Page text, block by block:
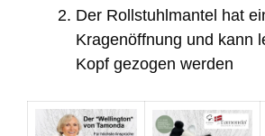
Der Rollstuhlmantel hat
Kragenöffnung und kann
Kopf gezogen werden